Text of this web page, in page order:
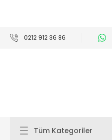
0212 912 36 86
Tüm Kategoriler